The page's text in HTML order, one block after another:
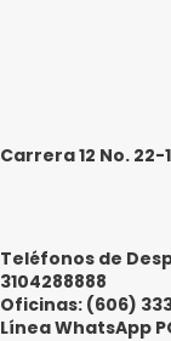
Carrera 12 No. 22-
Teléfonos de
3104288888
Oficinas: (606)
Línea WhatsApp